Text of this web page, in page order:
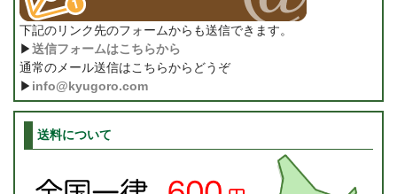
下記のリンク先のフォームからも送信できます。
▶送信フォームはこちらから
通常のメール送信はこちらからどうぞ
▶ info@kyugoro.com
送料について